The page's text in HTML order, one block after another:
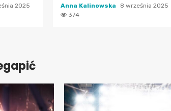
2025
Anna Kalinowska
8 września 2025
374